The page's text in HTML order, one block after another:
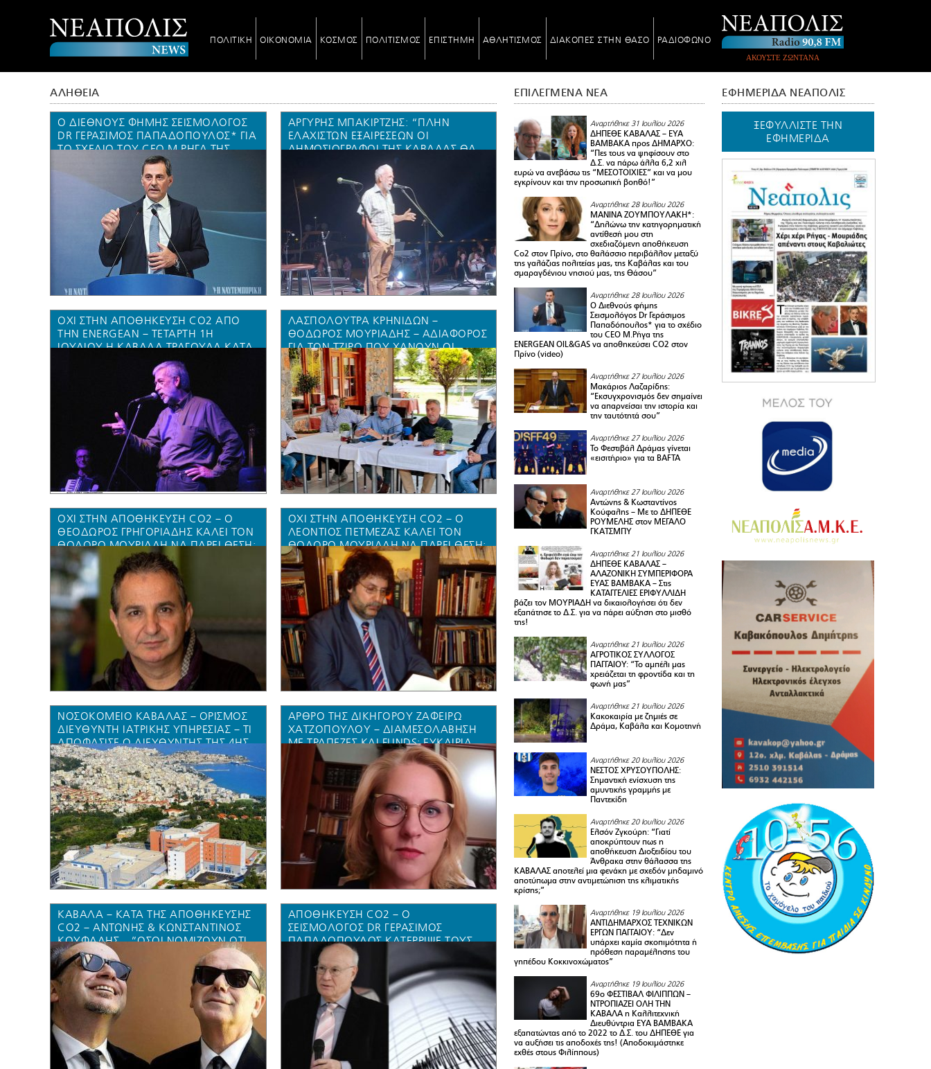
ΠΟΛΙΤΙΚΗ ΟΙΚΟΝΟΜΙΑ ΚΟΣΜΟΣ ΠΟΛΙΤΙΣΜΟΣ ΕΠΙΣΤΗΜΗ ΑΘΛΗΤΙΣΜΟΣ ΔΙΑΚΟΠΕΣ ΣΤΗΝ ΘΑΣΟ ΡΑΔΙΟΦΩΝΟ
ΑΚΟΥΣΤΕ ΖΩΝΤΑΝΑ
ΑΛΗΘΕΙΑ
Ο ΔΙΕΘΝΟΎΣ ΦΉΜΗΣ ΣΕΙΣΜΟΛΌΓΟΣ
DR ΓΕΡΆΣΙΜΟΣ ΠΑΠΑΔΌΠΟΥΛΟΣ* ΓΙΑ
ΤΟ ΣΧΈΔΙΟ ΤΟΥ CEO M.ΡΉΓΑ ΤΗΣ
ENERGEAN OIL&GAS ΝΑ
ΑΠΟΘΗΚΕΎΣΕΙ CO2 ΣΤΟΝ ΠΡΊΝΟ
(VIDEO)
ΑΡΓΎΡΗΣ ΜΠΑΚΙΡΤΖΉΣ: “ΠΛΗΝ
ΕΛΑΧΊΣΤΩΝ ΕΞΑΙΡΈΣΕΩΝ ΟΙ
ΔΗΜΟΣΙΟΓΡΆΦΟΙ ΤΗΣ ΚΑΒΆΛΑΣ ΘΑ
ΈΠΡΕΠΕ ΝΑ ΝΤΡΈΠΟΝΤΑΙ ΠΟΥ
ΑΠΟΣΙΩΠΟΎΝ ΤΟ “ΟΧΙ” ΤΩΝ
ΚΑΒΑΛΙΩΤΏΝ ΣΤΗΝ ΑΠΟΘΗΚΕΥΣΗ
CO2″ (VIDEO)
ΟΧΙ ΣΤΗΝ ΑΠΟΘΗΚΕΥΣΗ CO2 ΑΠΌ
ΤΗΝ ENERGEAN – ΤΕΤΑΡΤΗ 1Η
ΙΟΥΛΙΟΥ Η ΚΑΒΑΛΑ ΤΡΑΓΟΥΔΑ ΚΑΤΑ
ΤΩΝ ΣΧΕΔΙΩΝ ΡΗΓΑ & ΜΠΑΡΜΠΟΥΝΗ
ΛΑΣΠΟΛΟΥΤΡΑ ΚΡΗΝΙΔΩΝ –
ΘΟΔΩΡΟΣ ΜΟΥΡΙΑΔΗΣ – ΑΔΙΆΦΟΡΟΣ
ΓΙΑ ΤΟΝ ΤΖΊΡΟ ΠΟΥ ΧΆΝΟΥΝ ΟΙ
ΕΠΑΓΓΕΛΜΑΤΊΕΣ ΣΤΗΝ ΔΗΜΟΤΙΚΉ
ΕΝΌΤΗΤΑ ΦΙΛΊΠΠΩΝ (ΑΝΟΊΓΟΥΝ
ΚΑΘΥΣΤΕΡΗΜΈΝΑ ΑΎΡΙΟ ΧΩΡΊΣ
ΧΑΜΆΜ, ΜΑΣΆΖ, ΤΑΒΈΡΝΑ, ΜΕ 3
ΕΥΡΏ ΤΟ ΝΤΟΥΖ!)
OXI ΣΤΗΝ ΑΠΟΘΗΚΕΥΣΗ CO2 – Ο
ΘΕΟΔΩΡΟΣ ΓΡΗΓΟΡΙΑΔΗΣ ΚΑΛΕΊ ΤΟΝ
ΘΟΔΩΡΟ ΜΟΥΡΙΑΔΗ ΝΑ ΠΆΡΕΙ ΘΈΣΗ:
“ΣΕ ΠΕΡΊΠΤΩΣΗ ΑΤΥΧΉΜΑΤΟΣ ΚΑΙ
ΔΙΑΦΥΓΉΣ ΕΚΑΤΟΜΜΥΡΊΩΝ ΤΌΝΩΝ
CO2 ΘΑ ΘΡΗΝΉΣΟΥΜΕ ΝΕΚΡΟΎΣ.
ΣΥΝΤΆΣΣΟΜΑΙ ΜΕ ΤΟ ΟΧΙ ΤΟΥ ΛΑΟΎ
ΤΗΣ ΚΑΒΆΛΑΣ ΚΑΙ ΘΆΣΟΥ”
OXI ΣΤΗΝ ΑΠΟΘΗΚΕΥΣΗ CO2 – Ο
ΛΕΟΝΤΙΟΣ ΠΕΤΜΕΖΑΣ ΚΑΛΕΊ ΤΟΝ
ΘΟΔΩΡΟ ΜΟΥΡΙΑΔΗ ΝΑ ΠΆΡΕΙ ΘΈΣΗ:
“ΣΕ ΠΕΡΊΠΤΩΣΗ ΑΤΥΧΉΜΑΤΟΣ ΚΑΙ
ΔΙΑΦΥΓΉΣ ΕΚΑΤΟΜΜΥΡΊΩΝ ΤΌΝΩΝ
CO2 ΘΑ ΘΡΗΝΉΣΟΥΜΕ ΝΕΚΡΟΎΣ.
ΣΥΝΤΆΣΣΟΜΑΙ ΜΕ ΤΟ ΟΧΙ ΤΟΥ
ΚΑΒΑΛΙΏΤΙΚΟΥ ΛΑΟΎ”
ΝΟΣΟΚΟΜΕΙΟ ΚΑΒΑΛΑΣ – ΟΡΙΣΜΟΣ
ΔΙΕΥΘΥΝΤΗ ΙΑΤΡΙΚΗΣ ΥΠΗΡΕΣΙΑΣ – ΤΙ
ΑΠΟΦΆΣΙΣΕ Ο ΔΙΕΥΘΥΝΤΉΣ ΤΗΣ 4ΗΣ
ΥΠΕ ΠΑΝΑΓΙΏΤΗΣ ΜΠΟΓΙΑΤΖΊΔΗΣ
ΆΡΘΡΟ ΤΗΣ ΔΙΚΗΓΟΡΟΥ ΖΑΦΕΙΡΏ
ΧΑΤΖΟΠΟΎΛΟΥ – ΔΙΑΜΕΣΟΛΆΒΗΣΗ
ΜΕ ΤΡΆΠΕΖΕΣ ΚΑΙ FUNDS: ΕΥΚΑΙΡΊΑ
ΡΎΘΜΙΣΗΣ Ή ΤΕΛΕΥΤΑΊΑ ΆΜΥΝΑ;
ΚΑΒΑΛΑ – ΚΑΤΑ ΤΗΣ ΑΠΟΘΗΚΕΥΣΗΣ
CO2 – ΑΝΤΩΝΗΣ & ΚΩΝΣΤΑΝΤΙΝΟΣ
ΚΟΥΦΑΛΗΣ…”ΌΣΟΙ ΝΟΜΊΖΟΥΝ ΌΤΙ
ΜΠΟΡΟΎΝ ΝΑ ΑΝΑΛΆΒΟΥΝ ΤΟ
ΜΈΓΕΘΟΣ ΑΥΤΉΣ ΤΗΣ ΕΥΘΎΝΗΣ ΚΑΙ
ΤΟΥ ΑΙΏΝΙΟΥ ΡΊΣΚΟΥ ΔΙΑΠΡΆΤΤΟΥΝ
ΜΈΓΙΣΤΗ ΎΒΡΗ”
ΑΠΟΘΗΚΕΥΣΗ CO2 – O
ΣΕΙΣΜΟΛΌΓΟΣ DR ΓΕΡΆΣΙΜΟΣ
ΠΑΠΑΔΌΠΟΥΛΟΣ ΚΑΤΈΡΡΙΨΕ ΤΟΥΣ
ΙΣΧΥΡΙΣΜΟΎΣ ΤΟΥ CEO ΤΗΣ
ENERGEAN ΣΤΗΝ ΚΑΒΆΛΑ ΑΡΤΈΜΗ
ΜΠΑΡΜΠΟΎΝΗ – ΕΝΌΧΛΗΣΗ
ΝΙΚΟΛΆΟΥ ΡΉΓΑ*
ΕΠΙΛΕΓΜΕΝΑ ΝΕΑ
Αναρτήθηκε 31 Ιουλίου 2026
ΔΗΠΕΘΕ ΚΑΒΑΛΑΣ – ΕΥΑ
ΒΑΜΒΑΚΑ προς ΔΗΜΑΡΧΟ:
“Πες τους να ψηφίσουν στο
Δ.Σ. να πάρω άλλα 6,2 χιλ
ευρώ να ανεβάσω τις “ΜΕΣΟΤΟΙΧΙΕΣ” και να μου
εγκρίνουν και την προσωπική βοηθό!”
Αναρτήθηκε 28 Ιουλίου 2026
ΜΑΝΙΝΑ ΖΟΥΜΠΟΥΛΑΚΗ*:
“Δηλώνω την κατηγορηματική
αντίθεσή μου στη
σχεδιαζόμενη αποθήκευση
Co2 στον Πρίνο, στο θαλάσσιο περιβάλλον μεταξύ
της γαλάζιας πολιτείας μας, της Καβάλας και του
σμαραγδένιου νησιού μας, της Θάσου”
Αναρτήθηκε 28 Ιουλίου 2026
Ο Διεθνούς φήμης
Σεισμολόγος Dr Γεράσιμος
Παπαδόπουλος* για το σχέδιο
του CEO M.Ρήγα της
ENERGEAN OIL&GAS να αποθηκεύσει CO2 στον
Πρίνο (video)
Αναρτήθηκε 27 Ιουλίου 2026
Μακάριος Λαζαρίδης:
“Εκσυγχρονισμός δεν σημαίνει
να απαρνείσαι την ιστορία και
την ταυτότητά σου”
Αναρτήθηκε 27 Ιουλίου 2026
Το Φεστιβάλ Δράμας γίνεται
«εισιτήριο» για τα BAFTA
Αναρτήθηκε 27 Ιουλίου 2026
Αντώνης & Κωσταντίνος
Κούφαλης – Με το ΔΗΠΕΘΕ
ΡΟΥΜΕΛΗΣ στον ΜΕΓΑΛΟ
ΓΚΑΤΣΜΠΥ
Αναρτήθηκε 21 Ιουλίου 2026
ΔΗΠΕΘΕ ΚΑΒΑΛΑΣ –
ΑΛΑΖΟΝΙΚΗ ΣΥΜΠΕΡΙΦΟΡΑ
ΕΥΑΣ ΒΑΜΒΑΚΑ – Στις
ΚΑΤΑΓΓΕΛΙΕΣ ΕΡΙΦΥΛΛΙΔΗ
βάζει τον ΜΟΥΡΙΑΔΗ να δικαιολογήσει ότι δεν
εξαπάτησε το Δ.Σ. για να πάρει αύξηση στο μισθό
της!
Αναρτήθηκε 21 Ιουλίου 2026
ΑΓΡΟΤΙΚΟΣ ΣΥΛΛΟΓΟΣ
ΠΑΓΓΑΙΟY: “Το αμπέλι μας
χρειάζεται τη φροντίδα και τη
φωνή μας”
Αναρτήθηκε 21 Ιουλίου 2026
Κακοκαιρία με ζημιές σε
Δράμα, Καβάλα και Κομοτηνή
Αναρτήθηκε 20 Ιουλίου 2026
ΝΕΣΤΟΣ ΧΡΥΣΟΥΠΟΛΗΣ:
Σημαντική ενίσχυση της
αμυντικής γραμμής με
Παντεκίδη
Αναρτήθηκε 20 Ιουλίου 2026
Ελσόν Ζγκούρη: “Γιατί
αποκρύπτουν πως η
αποθήκευση Διοξειδίου του
Άνθρακα στην θάλασσα της
ΚΑΒΑΛΑΣ αποτελεί μια φενάκη με σχεδόν μηδαμινό
αποτύπωμα στην αντιμετώπιση της κλιματικής
κρίσης;”
Αναρτήθηκε 19 Ιουλίου 2026
ΑΝΤΙΔΗΜΑΡΧΟΣ ΤΕΧΝΙΚΩΝ
ΕΡΓΩΝ ΠΑΓΓΑΙΟΥ: “Δεν
υπάρχει καμία σκοπιμότητα ή
πρόθεση παραμέλησης του
γηπέδου Κοκκινοχώματος”
Αναρτήθηκε 19 Ιουλίου 2026
69ο ΦΕΣΤΙΒΑΛ ΦΙΛΙΠΠΩΝ –
ΝΤΡΟΠΙΑΖΕΙ ΟΛΗ ΤΗΝ
ΚΑΒΑΛΑ η Καλλιτεχνική
Διευθύντρια ΕΥΑ ΒΑΜΒΑΚΑ
εξαπατώντας από το 2022 το Δ.Σ. του ΔΗΠΕΘΕ για
να αυξήσει τις αποδοχές της! (Αποδοκιμάστηκε
εχθές στους Φιλίππους)
ΕΦΗΜΕΡΙΔΑ ΝΕΑΠΟΛΙΣ
ΞΕΦΥΛΛΙΣΤΕ ΤΗΝ
ΕΦΗΜΕΡΙΔΑ